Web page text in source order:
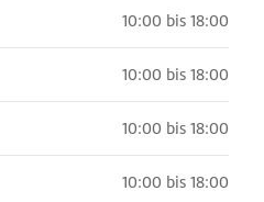
10:00 bis 18:00
10:00 bis 18:00
10:00 bis 18:00
10:00 bis 18:00